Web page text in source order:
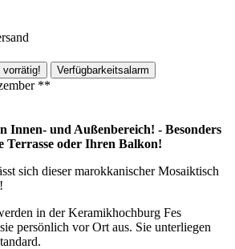
Verfügbarkeitsalarm
**
Innen- und Außenbereich! - Besonders
oder Ihren Balkon!
sich dieser marokkanischer Mosaiktisch
in der Keramikhochburg Fes
persönlich vor Ort aus. Sie unterliegen